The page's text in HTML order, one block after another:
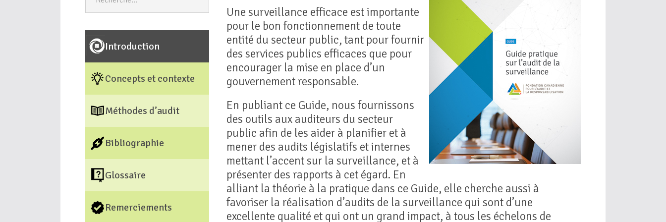
Introduction
Concepts et contexte
Méthodes d’audit
Bibliographie
Glossaire
Remerciements
Une surveillance efficace est importante
pour le bon fonctionnement de toute
entité du secteur public, tant pour fournir
des services publics efficaces que pour
encourager la mise en place d’un
gouvernement responsable.
En publiant ce Guide, nous fournissons
des outils aux auditeurs du secteur
public afin de les aider à planifier et à
mener des audits législatifs et internes
mettant l’accent sur la surveillance, et à
présenter des rapports à cet égard. En
alliant la théorie à la pratique dans ce Guide, elle cherche aussi à
favoriser la réalisation d’audits de la surveillance qui sont d’une
excellente qualité et qui ont un grand impact, à tous les échelons de